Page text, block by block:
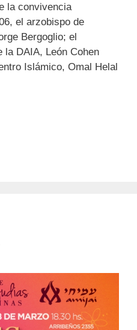
la convivencia
el arzobispo de
Bergoglio; el
la DAIA, León Cohen
Islámico, Omal Helal